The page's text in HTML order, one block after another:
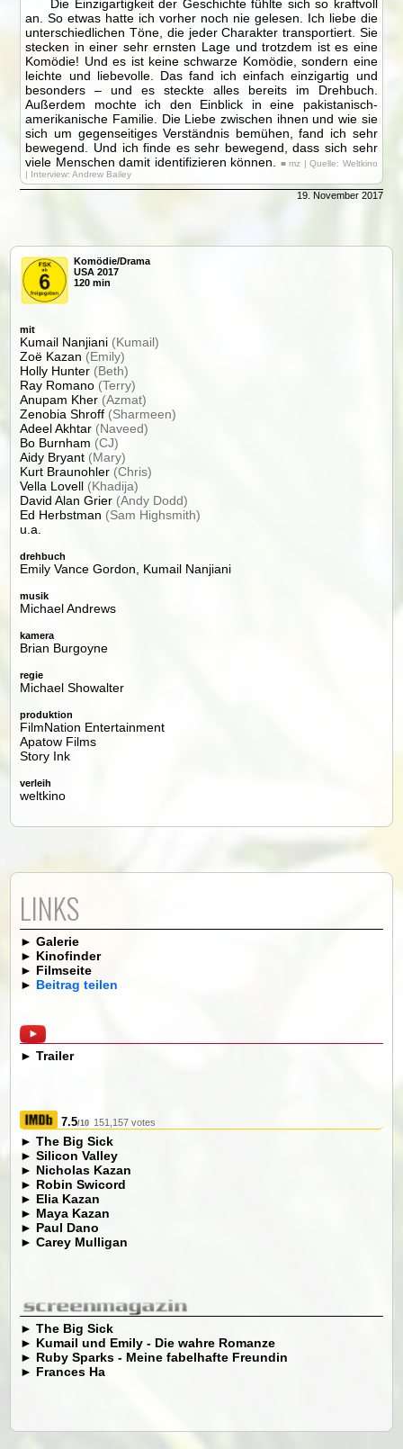
Die Einzigartigkeit der Geschichte fühlte sich so kraftvoll
an. So etwas hatte ich vorher noch nie gelesen. Ich liebe die
unterschiedlichen Töne, die jeder Charakter transportiert. Sie
stecken in einer sehr ernsten Lage und trotzdem ist es eine
Komödie! Und es ist keine schwarze Komödie, sondern eine
leichte und liebevolle. Das fand ich einfach einzigartig und
besonders – und es steckte alles bereits im Drehbuch.
Außerdem mochte ich den Einblick in eine pakistanisch-
amerikanische Familie. Die Liebe zwischen ihnen und wie sie
sich um gegenseitiges Verständnis bemühen, fand ich sehr
bewegend. Und ich finde es sehr bewegend, dass sich sehr
viele Menschen damit identifizieren können.
■ mz | Quelle: Weltkino
| Interview: Andrew Bailey
19. November 2017
Komödie/Drama
USA 2017
120 min
mit
Kumail Nanjiani (Kumail)
Zoë Kazan (Emily)
Holly Hunter (Beth)
Ray Romano (Terry)
Anupam Kher (Azmat)
Zenobia Shroff (Sharmeen)
Adeel Akhtar (Naveed)
Bo Burnham (CJ)
Aidy Bryant (Mary)
Kurt Braunohler (Chris)
Vella Lovell (Khadija)
David Alan Grier (Andy Dodd)
Ed Herbstman (Sam Highsmith)
u.a.
drehbuch
Emily Vance Gordon, Kumail Nanjiani
musik
Michael Andrews
kamera
Brian Burgoyne
regie
Michael Showalter
produktion
FilmNation Entertainment
Apatow Films
Story Ink
verleih
weltkino
LINKS
►Galerie
► Kinofinder
► Filmseite
► Beitrag teilen
►Trailer
7.5/10 151,157 votes
►The Big Sick
►Silicon Valley
► Nicholas Kazan
► Robin Swicord
► Elia Kazan
► Maya Kazan
► Paul Dano
►Carey Mulligan
►The Big Sick
► Kumail und Emily - Die wahre Romanze
► Ruby Sparks - Meine fabelhafte Freundin
► Frances Ha